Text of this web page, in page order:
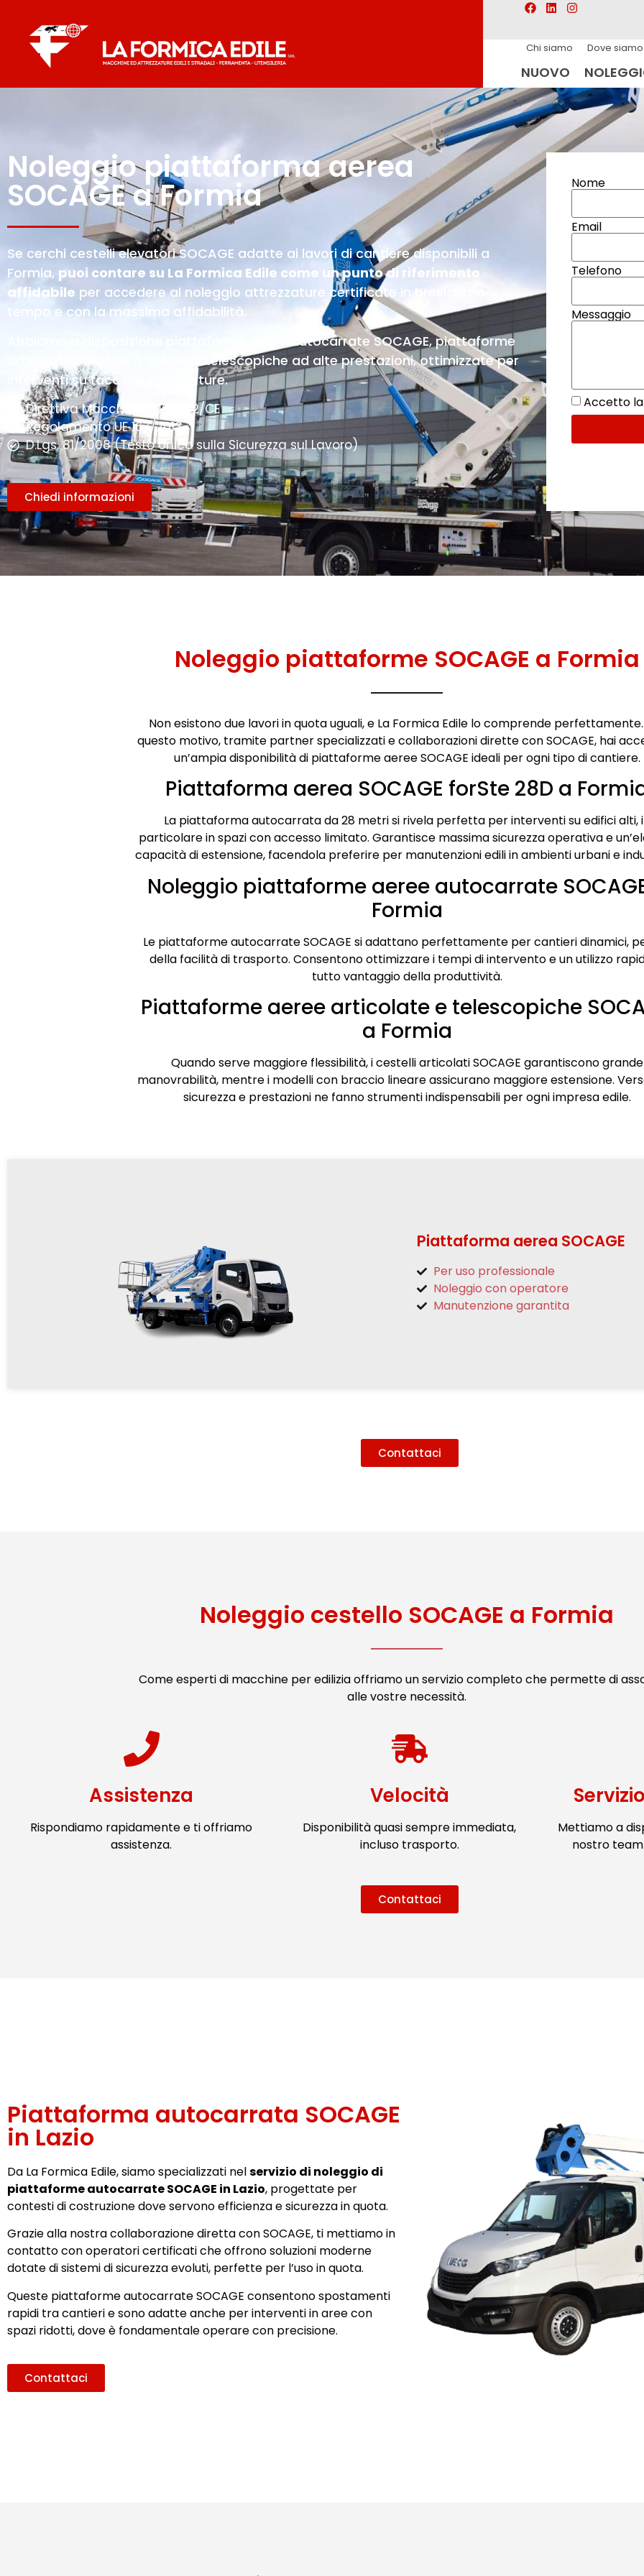
Chi siamo Dove siamo
NUOVO
Noleggio piattaforma aerea
SOCAGE a Formia
Se cerchi cestelli elevatori SOCAGE adatte ai lavori di cantiere disponibili a
Formia, puoi contare su La Formica Edile come un punto di riferimento
affidabile per accedere al noleggio attrezzature certificate in brevissimo
tempo e con la massima affidabilità.
Abbiamo a disposizione piattaforme aeree autocarrate SOCAGE, piattaforme
articolate SOCAGE o soluzioni telescopiche ad alte prestazioni, ottimizzate per
interventi su facciate e coperture.
Direttiva Macchine 2006/42/CE
Regolamento UE 167/2013
D.Lgs. 81/2008 (Testo Unico sulla Sicurezza sul Lavoro)
Chiedi informazioni
Nome
Email
Telefono
Messaggio
Accetto
Noleggio piattaforme SOCAGE a Formia
Non esistono due lavori in quota uguali, e La Formica Edile lo comprende
questo motivo, tramite partner specializzati e collaborazioni dirette con SOCAGE, hai
un’ampia disponibilità di piattaforme aeree SOCAGE ideali per ogni tipo di cantiere.
Piattaforma aerea SOCAGE forSte 28D a
La piattaforma autocarrata da 28 metri si rivela perfetta per interventi su edifici alti,
particolare in spazi con accesso limitato. Garantisce massima sicurezza operativa e
capacità di estensione, facendola preferire per manutenzioni edili in ambienti urbani e
Noleggio piattaforme aeree autocarrate
Formia
Le piattaforme autocarrate SOCAGE si adattano perfettamente per cantieri dinamici,
della facilità di trasporto. Consentono ottimizzare i tempi di intervento e un utilizzo
tutto vantaggio della produttività.
Piattaforme aeree articolate e telescopiche
a Formia
Quando serve maggiore flessibilità, i cestelli articolati SOCAGE garantiscono grande
manovrabilità, mentre i modelli con braccio lineare assicurano maggiore estensione.
sicurezza e prestazioni ne fanno strumenti indispensabili per ogni impresa edile.
Piattaforma aerea SOCAGE
Per uso professionale
Noleggio con operatore
Manutenzione garantita
Contattaci
Noleggio cestello SOCAGE a Formia
Come esperti di macchine per edilizia offriamo un servizio completo che permette di
alle vostre necessità.
Assistenza
Rispondiamo rapidamente e ti offriamo
assistenza.
Velocità
Disponibilità quasi sempre immediata,
incluso trasporto.
Mettiamo a
nostro
Contattaci
Piattaforma autocarrata SOCAGE
in Lazio
Da La Formica Edile, siamo specializzati nelservizio di noleggio di
piattaforme autocarrate SOCAGE in Lazio, progettate per
contesti di costruzione dove servono efficienza e sicurezza in quota.
Grazie alla nostra collaborazione diretta con SOCAGE, ti mettiamo in
contatto con operatori certificati che offrono soluzioni moderne
dotate di sistemi di sicurezza evoluti, perfette per l’uso in quota.
Queste piattaforme autocarrate SOCAGE consentono spostamenti
rapidi tra cantieri e sono adatte anche per interventi in aree con
spazi ridotti, dove è fondamentale operare con precisione.
Contattaci